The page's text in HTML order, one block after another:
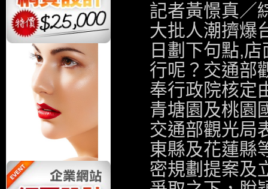
記者黃憬真／
大批人潮擠爆
日劃下句點,店
行呢？交通部
奉行政院核定
青塘園及桃園
交通部觀光局
東縣及花蓮縣
密規劃提案及